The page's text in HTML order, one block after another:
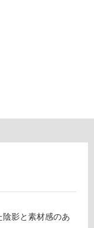
影と素材感のあ